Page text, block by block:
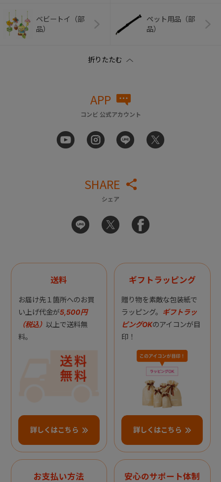
ベビートイ（部
品）
ペット用品（部
品）
APP
コンビ 公式アカウント
SHARE
シェア
送料
お届け先１箇所へのお買
い上げ代金が5,500円
（税込） 以上で送料無
料。
詳しくはこちら
ギフトラッピング
贈り物を素敵な包装紙で
ラッピング。 ギフトラッ
ピングOKのアイコンが目
印！
詳しくはこちら
お支払い方法 安心のサポート体制